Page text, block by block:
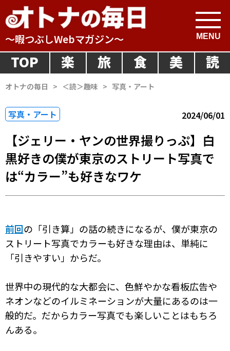
～暇つぶしWebマガジン～
TOP 楽 旅 食 美 読
オトナの毎日 > ＜読＞趣味 > 写真・アート
写真・アート 2024/06/01
【ジェリー・ヤンの世界撮りっぷ】白
黒好きの僕が東京のストリート写真で
は“カラー”も好きなワケ
前回の「引き算」の話の続きになるが、僕が東京の
ストリート写真でカラーも好きな理由は、単純に
「引きやすい」からだ。
世界中の現代的な大都会に、色鮮やかな看板広告や
ネオンなどのイルミネーションが大量にあるのは一
般的だ。だからカラー写真でも楽しいことはもちろ
んある。